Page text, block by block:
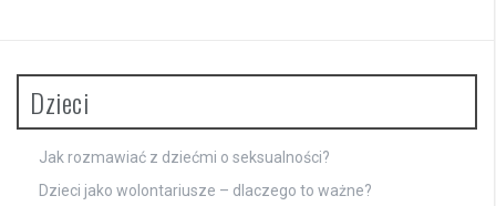
Dzieci
Jak rozmawiać z dziećmi o seksualności?
Dzieci jako wolontariusze – dlaczego to ważne?